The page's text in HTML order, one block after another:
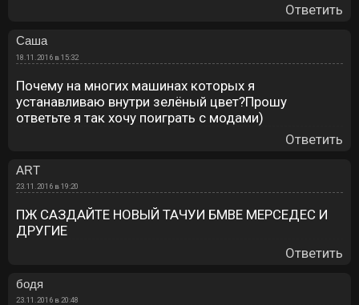
Ответить
Саша
18.11.2016 в 15:32
Почему на многих машинах которых я
устанавливаю внутри зелёный цвет?Прошу
ответьте я так хочу поиграть с модами)
Ответить
ART
23.11.2016 в 19:20
ПЖ САЗДАЙТЕ НОВЫЙ ТАЧУИ БМВЕ МЕРСЕДЕС И
ДРУГИЕ
Ответить
бодя
23.11.2016 в 20:48